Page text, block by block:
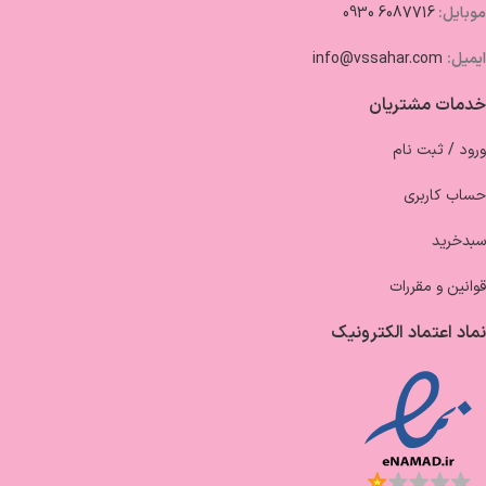
موبایل:6087716 0930
ایمیل: info@vssahar.com
خدمات مشتریان
ورود / ثبت نام
حساب کاربری
سبدخرید
قوانین و مقررات
نماد اعتماد الکترونیک